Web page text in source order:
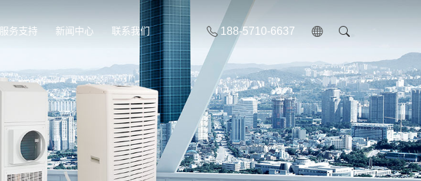
服务支持 新闻中心 联系我们 188-5710-6637